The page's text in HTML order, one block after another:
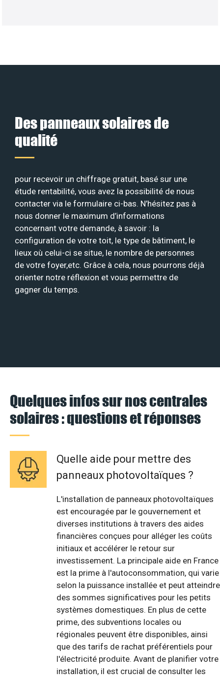
Des panneaux solaires de
qualité
pour recevoir un chiffrage gratuit, basé sur une
étude rentabilité, vous avez la possibilité de nous
contacter via le formulaire ci-bas. N’hésitez pas à
nous donner le maximum d’informations
concernant votre demande, à savoir : la
configuration de votre toit, le type de bâtiment, le
lieux où celui-ci se situe, le nombre de personnes
de votre foyer,etc. Grâce à cela, nous pourrons déjà
orienter notre réflexion et vous permettre de
gagner du temps.
Quelques infos sur nos centrales
solaires : questions et réponses
Quelle aide pour mettre des
panneaux photovoltaïques ?
L'installation de panneaux photovoltaïques
est encouragée par le gouvernement et
diverses institutions à travers des aides
financières conçues pour alléger les coûts
initiaux et accélérer le retour sur
investissement. La principale aide en France
est la prime à l'autoconsommation, qui varie
selon la puissance installée et peut atteindre
des sommes significatives pour les petits
systèmes domestiques. En plus de cette
prime, des subventions locales ou
régionales peuvent être disponibles, ainsi
que des tarifs de rachat préférentiels pour
l'électricité produite. Avant de planifier votre
installation, il est crucial de consulter les